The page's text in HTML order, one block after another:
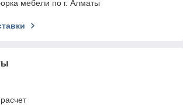
мебели по г. Алматы